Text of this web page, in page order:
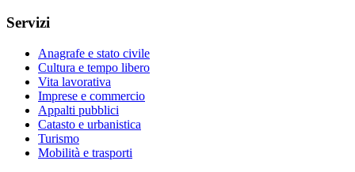
Servizi
Anagrafe e stato civile
Cultura e tempo libero
Vita lavorativa
Imprese e commercio
Appalti pubblici
Catasto e urbanistica
Turismo
Mobilità e trasporti